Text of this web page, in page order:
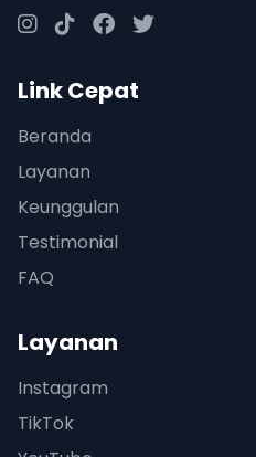
Link Cepat
Beranda
Layanan
Keunggulan
Testimonial
FAQ
Layanan
Instagram
TikTok